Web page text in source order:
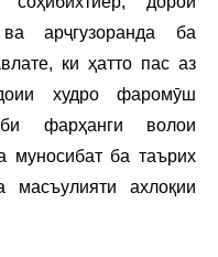
арҷгузоранда ба
ки ҳатто пас аз
худро фаромӯш
фарҳанги волои
муносибат ба таърих
ахлоқии